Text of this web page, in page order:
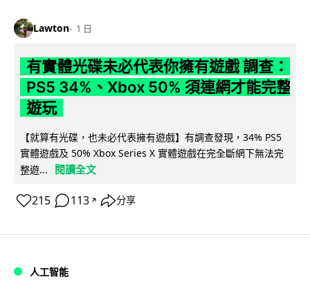
Lawton 1 日
有實體光碟未必代表你擁有遊戲 調查：
PS5 34%、Xbox 50% 須連網才能完整
遊玩
【就算有光碟，也未必代表擁有遊戲】有調查發現，34% PS5
實體遊戲及 50% Xbox Series X 實體遊戲在完全斷網下無法完
整遊...
閱讀全文
215 113 ↗ 分享
人工智能